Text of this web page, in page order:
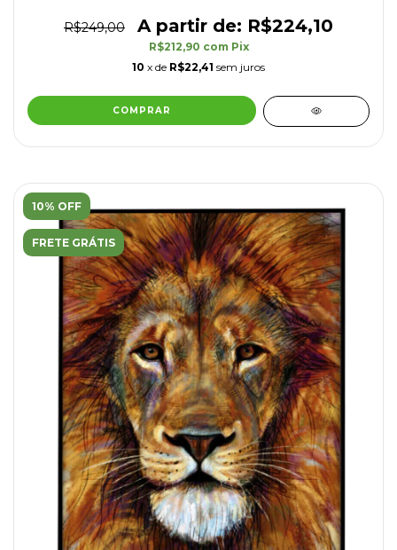
R$249,00 R$224,10
R$212,90 com Pix
10 x de R$22,41 sem juros
COMPRAR
10% OFF
FRETE GRÁTIS